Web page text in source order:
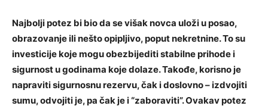
Najbolji potez bi bio da se višak novca uloži u posao,
obrazovanje ili nešto opipljivo, poput nekretnine. To su
investicije koje mogu obezbijediti stabilne prihode i
sigurnost u godinama koje dolaze. Takođe, korisno je
napraviti sigurnosnu rezervu, čak i doslovno – izdvojiti
sumu, odvojiti je, pa čak je i “zaboraviti”. Ovakav potez